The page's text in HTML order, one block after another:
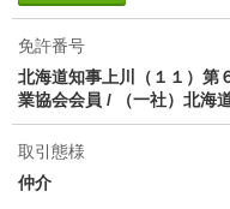
物件備考
代／物件に
い ※町内会
ります 保
免許番号
北海道知事上川（１１）第
業協会会員 / （一社）北海
取引態様
仲介